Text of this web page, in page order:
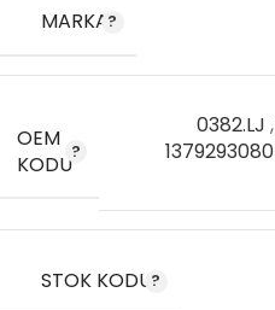
MARKA
OEM
KODU
0382.LJ ,
1379293080
STOK KODU